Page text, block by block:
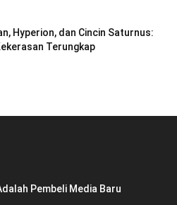
Hyperion, dan Cincin Saturnus:
Terungkap
Pembeli Media Baru